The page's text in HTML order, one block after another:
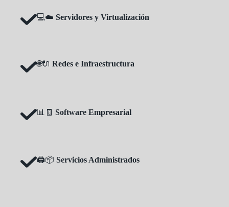
💻☁️ Servidores y Virtualización
🌐🔌 Redes e Infraestructura
📊🧾 Software Empresarial
🖨️📦 Servicios Administrados